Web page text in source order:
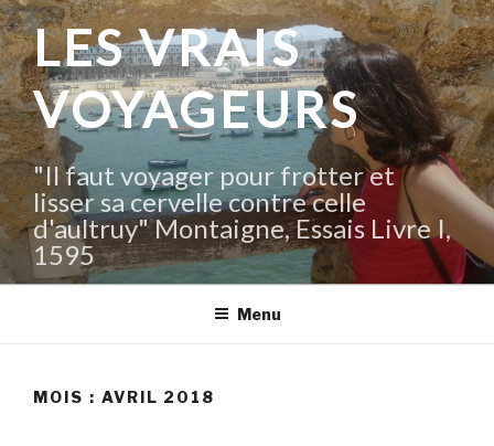
Aller
au
contenu
principal
LES VRAIS
VOYAGEURS
"Il faut voyager pour frotter et
lisser sa cervelle contre celle
d'aultruy" Montaigne, Essais Livre I,
1595
Menu
MOIS : AVRIL 2018